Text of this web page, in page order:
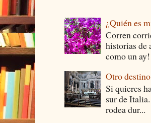
¿Quién es
Corren
historias de
como un
Otro
Si quieres
sur de
rodea dur...